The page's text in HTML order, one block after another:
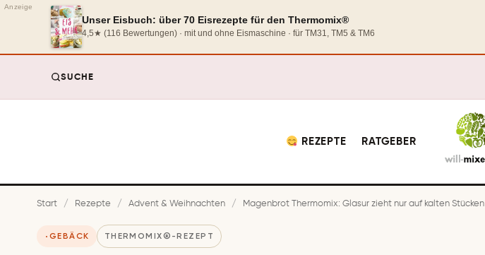
Anzeige
Unser Eisbuch: über 70 Eisrezepte für den Thermomix®
4,5★ (116 Bewertungen) · mit und ohne Eismaschine · für TM31, TM5 & TM6
SUCHE
REZEPTE RATGEBER
Start / Rezepte / Advent & Weihnachten / Magenbrot Thermomix: Glasur zieht nur auf kalten Stücken
GEBÄCK THERMOMIX®-REZEPT